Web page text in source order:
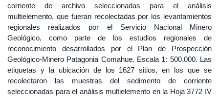
corriente de archivo seleccionadas para el análisis
multielemento, que fueran recolectadas por los levantamientos
regionales realizados por el Servicio Nacional Minero
Geológico, como parte de los estudios regionales de
reconocimiento desarrollados por el Plan de Prospección
Geológico-Minero Patagonia Comahue. Escala 1: 500.000. Las
etiquetas y la ubicación de los 1627 sitios, en los que se
recolectaron las muestras del sedimento de corriente
seleccionadas para el análisis multielemento en la Hoja 3772 IV